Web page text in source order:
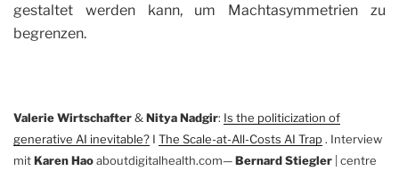
gestaltet werden kann, um Machtasymmetrien zu
begrenzen.
Valerie Wirtschafter&Nitya Nadgir: Is the politicization of
generative AI inevitable? I The Scale-at-All-Costs AI Trap. Interview
mitKaren Haoaboutdigitalhealth.com—Bernard Stiegler | centre